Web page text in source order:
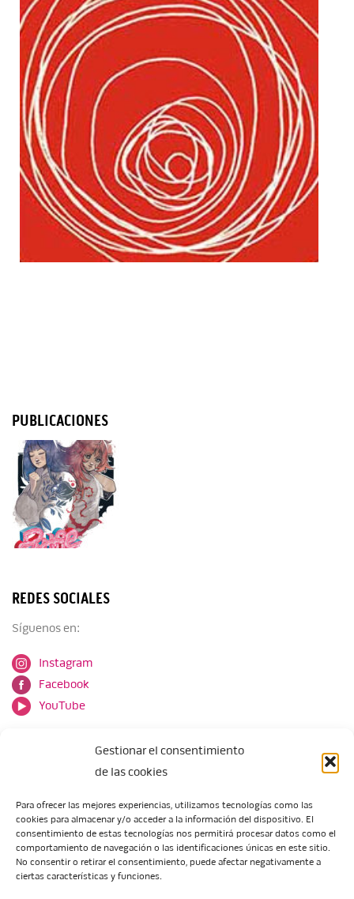
Gestionar el consentimiento
de las cookies
Para ofrecer las mejores experiencias, utilizamos tecnologías como las
cookies para almacenar y/o acceder a la información del dispositivo. El
consentimiento de estas tecnologías nos permitirá procesar datos como el
comportamiento de navegación o las identificaciones únicas en este sitio.
No consentir o retirar el consentimiento, puede afectar negativamente a
ciertas características y funciones.
PUBLICACIONES
REDES SOCIALES
Síguenos en:
Instagram
Facebook
YouTube
Escuela de Arte de Zaragoza
María Zambrano, 5
50018 Zaragoza